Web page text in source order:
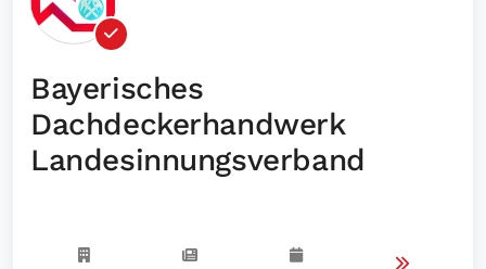
Bayerisches
Dachdeckerhandwerk
Landesinnungsverband